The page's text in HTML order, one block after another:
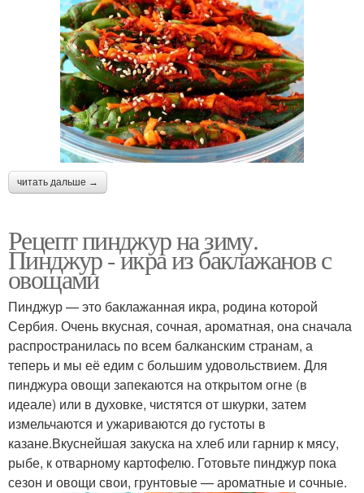
читать дальше →
Рецепт пинджур на зиму.
Пинджур - икра из баклажанов с
овощами
Пинджур — это баклажанная икра, родина которой
Сербия. Очень вкусная, сочная, ароматная, она сначала
распространилась по всем балканским странам, а
теперь и мы её едим с большим удовольствием. Для
пинджура овощи запекаются на открытом огне (в
идеале) или в духовке, чистятся от шкурки, затем
измельчаются и ужариваются до густоты в
казане.Вкуснейшая закуска на хлеб или гарнир к мясу,
рыбе, к отварному картофелю. Готовьте пинджур пока
сезон и овощи свои, грунтовые — ароматные и сочные.